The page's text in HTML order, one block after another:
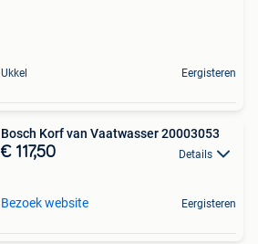
Ukkel Eergisteren
Bosch Korf van Vaatwasser 20003053
€ 117,50 Details
Bezoek website Eergisteren